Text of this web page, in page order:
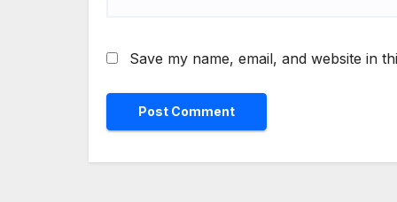
Save my name, email, and website in